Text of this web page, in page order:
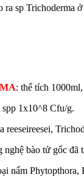
ra sp Trichoderma
: thể tích
spp 1x10^8 Cfu/g.
reeseireesei,
bào tử gốc
nấm Phytopthora,